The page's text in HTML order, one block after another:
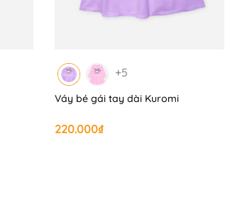
+5
Váy bé gái tay dài Kuromi
220.000₫